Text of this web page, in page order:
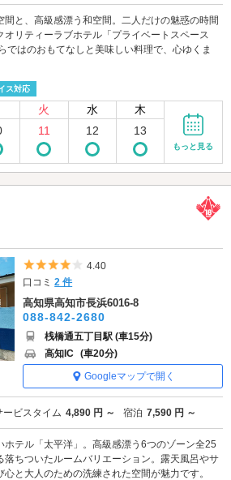
と、高級感漂う和空間。二人だけの魅惑の時間
オリティーラブホテル「プライベートスペース
ではのおもてなしと美味しい料理で、心ゆくま
ス対応
火 水 木
11 12 13
もっと見る
5つ星のうち4
4.40
口コミ2 件
高知県高知市長浜6016-8
088-842-2680
桟橋通五丁目駅 (車15分)
高知IC (車20分)
Googleマップで開く
ービスタイム 4,890 円 ～ 宿泊 7,590 円 ～
ホテル「太平洋」。高級感漂う6つのゾーン全25
落ちついたルームバリエーション。露天風呂やサ
と大人のための洗練された空間が魅力です。